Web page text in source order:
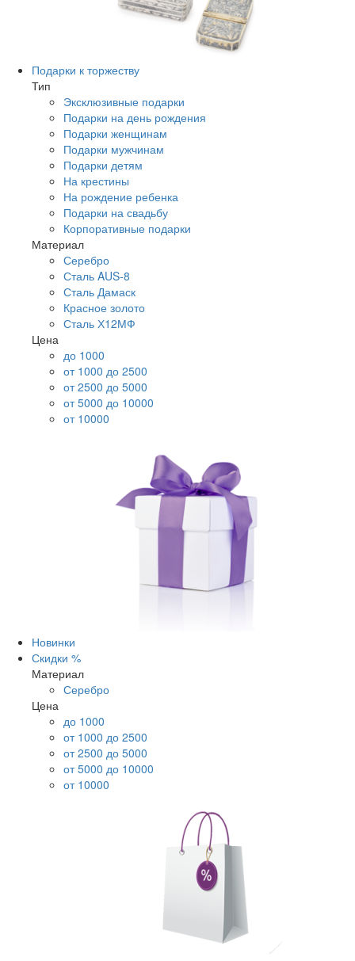
Подарки к торжеству
Тип
Эксклюзивные подарки
Подарки на день рождения
Подарки женщинам
Подарки мужчинам
Подарки детям
На крестины
На рождение ребенка
Подарки на свадьбу
Корпоративные подарки
Материал
Серебро
Сталь AUS-8
Сталь Дамаск
Красное золото
Сталь Х12МФ
Цена
до 1000
от 1000 до 2500
от 2500 до 5000
от 5000 до 10000
от 10000
Новинки
Скидки %
Материал
Серебро
Цена
до 1000
от 1000 до 2500
от 2500 до 5000
от 5000 до 10000
от 10000